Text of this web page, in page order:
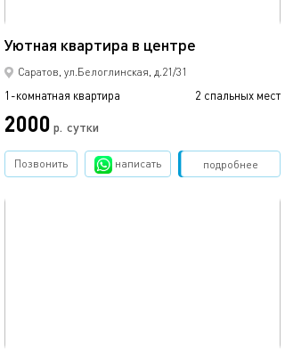
Уютная квартира в центре
Саратов, ул.Белоглинская, д.21/31
1-комнатная квартира 2 спальных мест
2000 р. сутки
подробнее
Позвонить написать Забронировать